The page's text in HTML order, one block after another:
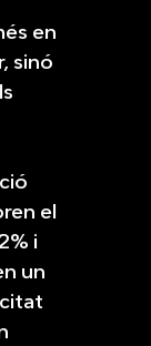
en
sinó
el
i
un